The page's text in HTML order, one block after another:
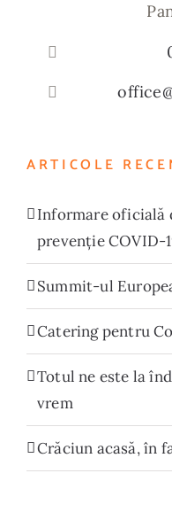
ARTICOLE
Informare oficială
prevenție COVID-
Summit-ul
Catering pentru
Totul ne este la
vrem
Crăciun acasă, în